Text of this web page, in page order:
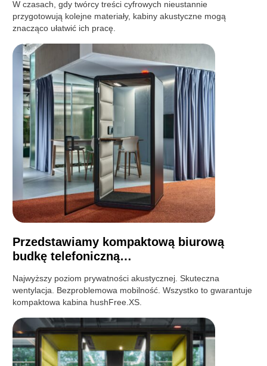
W czasach, gdy twórcy treści cyfrowych nieustannie
przygotowują kolejne materiały, kabiny akustyczne mogą
znacząco ułatwić ich pracę.
Przedstawiamy kompaktową biurową
budkę telefoniczną…
Najwyższy poziom prywatności akustycznej. Skuteczna
wentylacja. Bezproblemowa mobilność. Wszystko to gwarantuje
kompaktowa kabina hushFree.XS.